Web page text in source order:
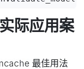
际应用案
最佳用法